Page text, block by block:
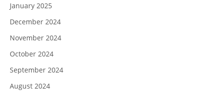
January 2025
December 2024
November 2024
October 2024
September 2024
August 2024